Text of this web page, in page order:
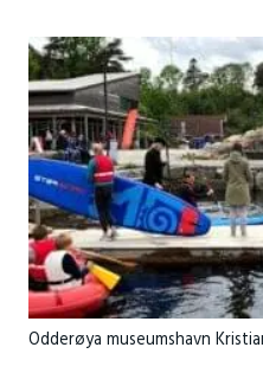
Odderøya museumshavn